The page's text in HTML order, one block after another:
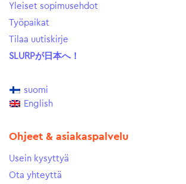
Yleiset sopimusehdot
Työpaikat
Tilaa uutiskirje
SLURPが日本へ！
suomi
English
Ohjeet & asiakaspalvelu
Usein kysyttyä
Ota yhteyttä